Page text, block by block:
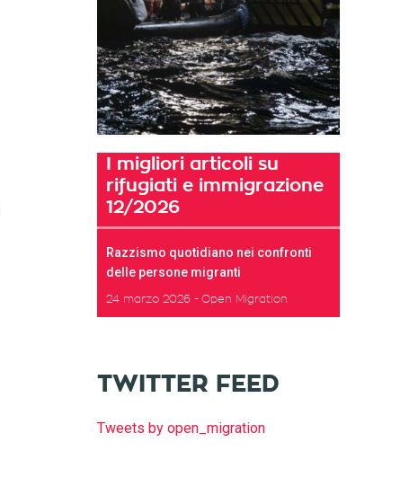
I migliori articoli su
rifugiati e immigrazione
12/2026
Razzismo quotidiano nei confronti
delle persone migranti
24 marzo 2026 Open Migration
TWITTER FEED
Tweets by open_migration